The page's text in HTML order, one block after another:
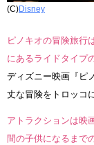
(C)Disney
ピノキオの冒険旅行
にあるライドタイプ
ディズニー映画『ピ
丈な冒険をトロッコ
アトラクションは映
間の子供になるまで